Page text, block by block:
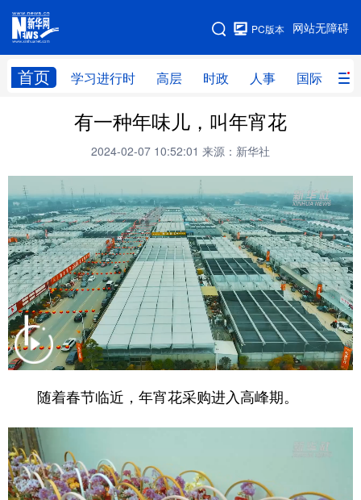
网站无障碍
PC版本
首页 学习进行时 高层 时政 人事 国际 财
网站地图
学习进行时 高层 时政
财经 网评
教育
科技 科创 量子 体育
文化 书画 健康 军事
访谈 视频 图片 政务
法律 中央文件 金融 汽车
食品 人居 信息化 数字经济
学术中国 乡村振兴 银龄
城市 旅游 能源 会展
彩票 娱乐
公益 一带一路 亚太网 上市公司
有一种年味儿，叫年宵花
2024-02-07 10:52:01 来源：新华社
随着春节临近，年宵花采购进入高峰期。